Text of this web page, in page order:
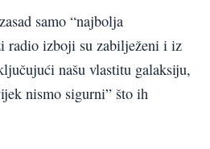
samo “najbolja
radio izboji su zabilježeni i iz
našu vlastitu galaksiju,
nismo sigurni” što ih